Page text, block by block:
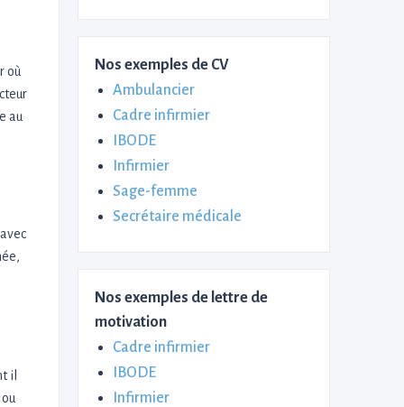
où
au
il
Nos exemples de CV
Ambulancier
Cadre infirmier
IBODE
Infirmier
Sage-femme
Secrétaire médicale
Nos exemples de lettre de
motivation
Cadre infirmier
IBODE
Infirmier